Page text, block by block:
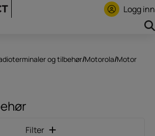
Logg inn
og tilbehør/Motorola/Motorola
Filter